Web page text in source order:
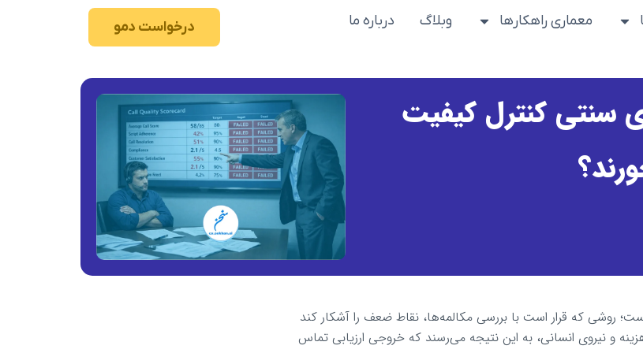
معماری راهکارها وبلاگ درباره ما درخواست دمو
سنتی کنترل کیفیت
روشی که قرار است با بررسی مکالمه‌ها، نقاط ضعف را آشکار کند
و نیروی انسانی، به این نتیجه می‌رسند که خروجی ارزیابی تماس